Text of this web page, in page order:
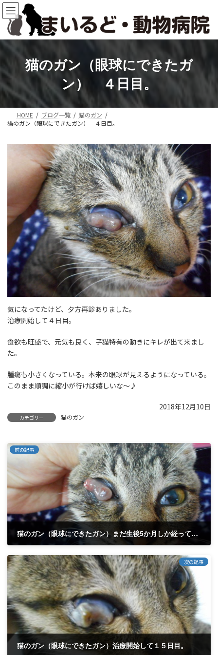
コ
ン
ツ
キ
ッ
プ
ナ
ビ
シ
に
移
動
猫のガン（眼球にできたガ
ン） ４日目。
HOME ブログ一覧
猫のガン
猫のガン（眼球にできたガン） ４日目。
気になってたけど、夕方再診ありました。
治療開始して４日目。
食欲も旺盛で、元気も良く、子猫特有の動きにキレが出て来まし
た。
腫瘍も小さくなっている。本来の眼球が見えるようになっている。
このまま順調に縮小が行けば嬉しいな～♪
2018年12月10日
カテゴリー 猫のガン
前の記事
猫のガン（眼球にできたガン）まだ生後5か月しか経ってないのに...
次の記事
猫のガン（眼球にできたガン）治療開始して１５日目。